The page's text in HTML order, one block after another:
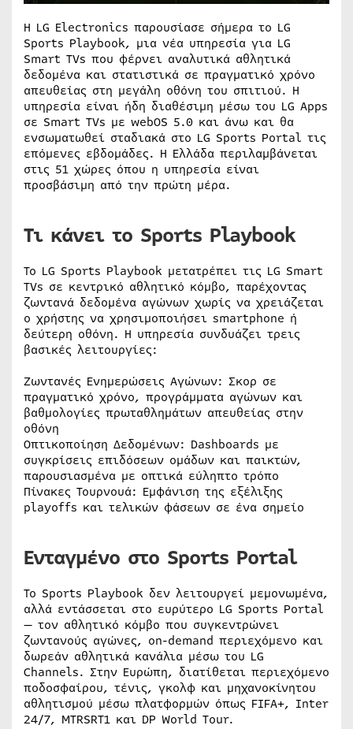
Η LG Electronics παρουσίασε σήμερα το LG
Sports Playbook, μια νέα υπηρεσία για LG
Smart TVs που φέρνει αναλυτικά αθλητικά
δεδομένα και στατιστικά σε πραγματικό χρόνο
απευθείας στη μεγάλη οθόνη του σπιτιού. Η
υπηρεσία είναι ήδη διαθέσιμη μέσω του LG Apps
σε Smart TVs με webOS 5.0 και άνω και θα
ενσωματωθεί σταδιακά στο LG Sports Portal τις
επόμενες εβδομάδες. Η Ελλάδα περιλαμβάνεται
στις 51 χώρες όπου η υπηρεσία είναι
προσβάσιμη από την πρώτη μέρα.
Τι κάνει το Sports Playbook
Το LG Sports Playbook μετατρέπει τις LG Smart
TVs σε κεντρικό αθλητικό κόμβο, παρέχοντας
ζωντανά δεδομένα αγώνων χωρίς να χρειάζεται
ο χρήστης να χρησιμοποιήσει smartphone ή
δεύτερη οθόνη. Η υπηρεσία συνδυάζει τρεις
βασικές λειτουργίες:
Ζωντανές Ενημερώσεις Αγώνων: Σκορ σε
πραγματικό χρόνο, προγράμματα αγώνων και
βαθμολογίες πρωταθλημάτων απευθείας στην
οθόνη
Οπτικοποίηση Δεδομένων: Dashboards με
συγκρίσεις επιδόσεων ομάδων και παικτών,
παρουσιασμένα με οπτικά εύληπτο τρόπο
Πίνακες Τουρνουά: Εμφάνιση της εξέλιξης
playoffs και τελικών φάσεων σε ένα σημείο
Ενταγμένο στο Sports Portal
Το Sports Playbook δεν λειτουργεί μεμονωμένα,
αλλά εντάσσεται στο ευρύτερο LG Sports Portal
— τον αθλητικό κόμβο που συγκεντρώνει
ζωντανούς αγώνες, on-demand περιεχόμενο και
δωρεάν αθλητικά κανάλια μέσω του LG
Channels. Στην Ευρώπη, διατίθεται περιεχόμενο
ποδοσφαίρου, τένις, γκολφ και μηχανοκίνητου
αθλητισμού μέσω πλατφορμών όπως FIFA+, Inter
24/7, MTRSRT1 και DP World Tour.